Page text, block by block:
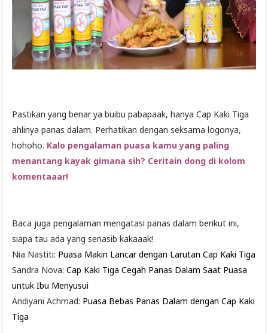
Pastikan yang benar ya buibu pabapaak, hanya Cap Kaki Tiga
ahlinya panas dalam. Perhatikan dengan seksama logonya,
hohoho. Kalo pengalaman puasa kamu yang paling
menantang kayak gimana sih? Ceritain dong di kolom
komentaaar!
Baca juga pengalaman mengatasi panas dalam berikut ini,
siapa tau ada yang senasib kakaaak!
Nia Nastiti: Puasa Makin Lancar dengan Larutan Cap Kaki Tiga
Sandra Nova: Cap Kaki Tiga Cegah Panas Dalam Saat Puasa
untuk Ibu Menyusui
Andiyani Achmad: Puasa Bebas Panas Dalam dengan Cap Kaki
Tiga